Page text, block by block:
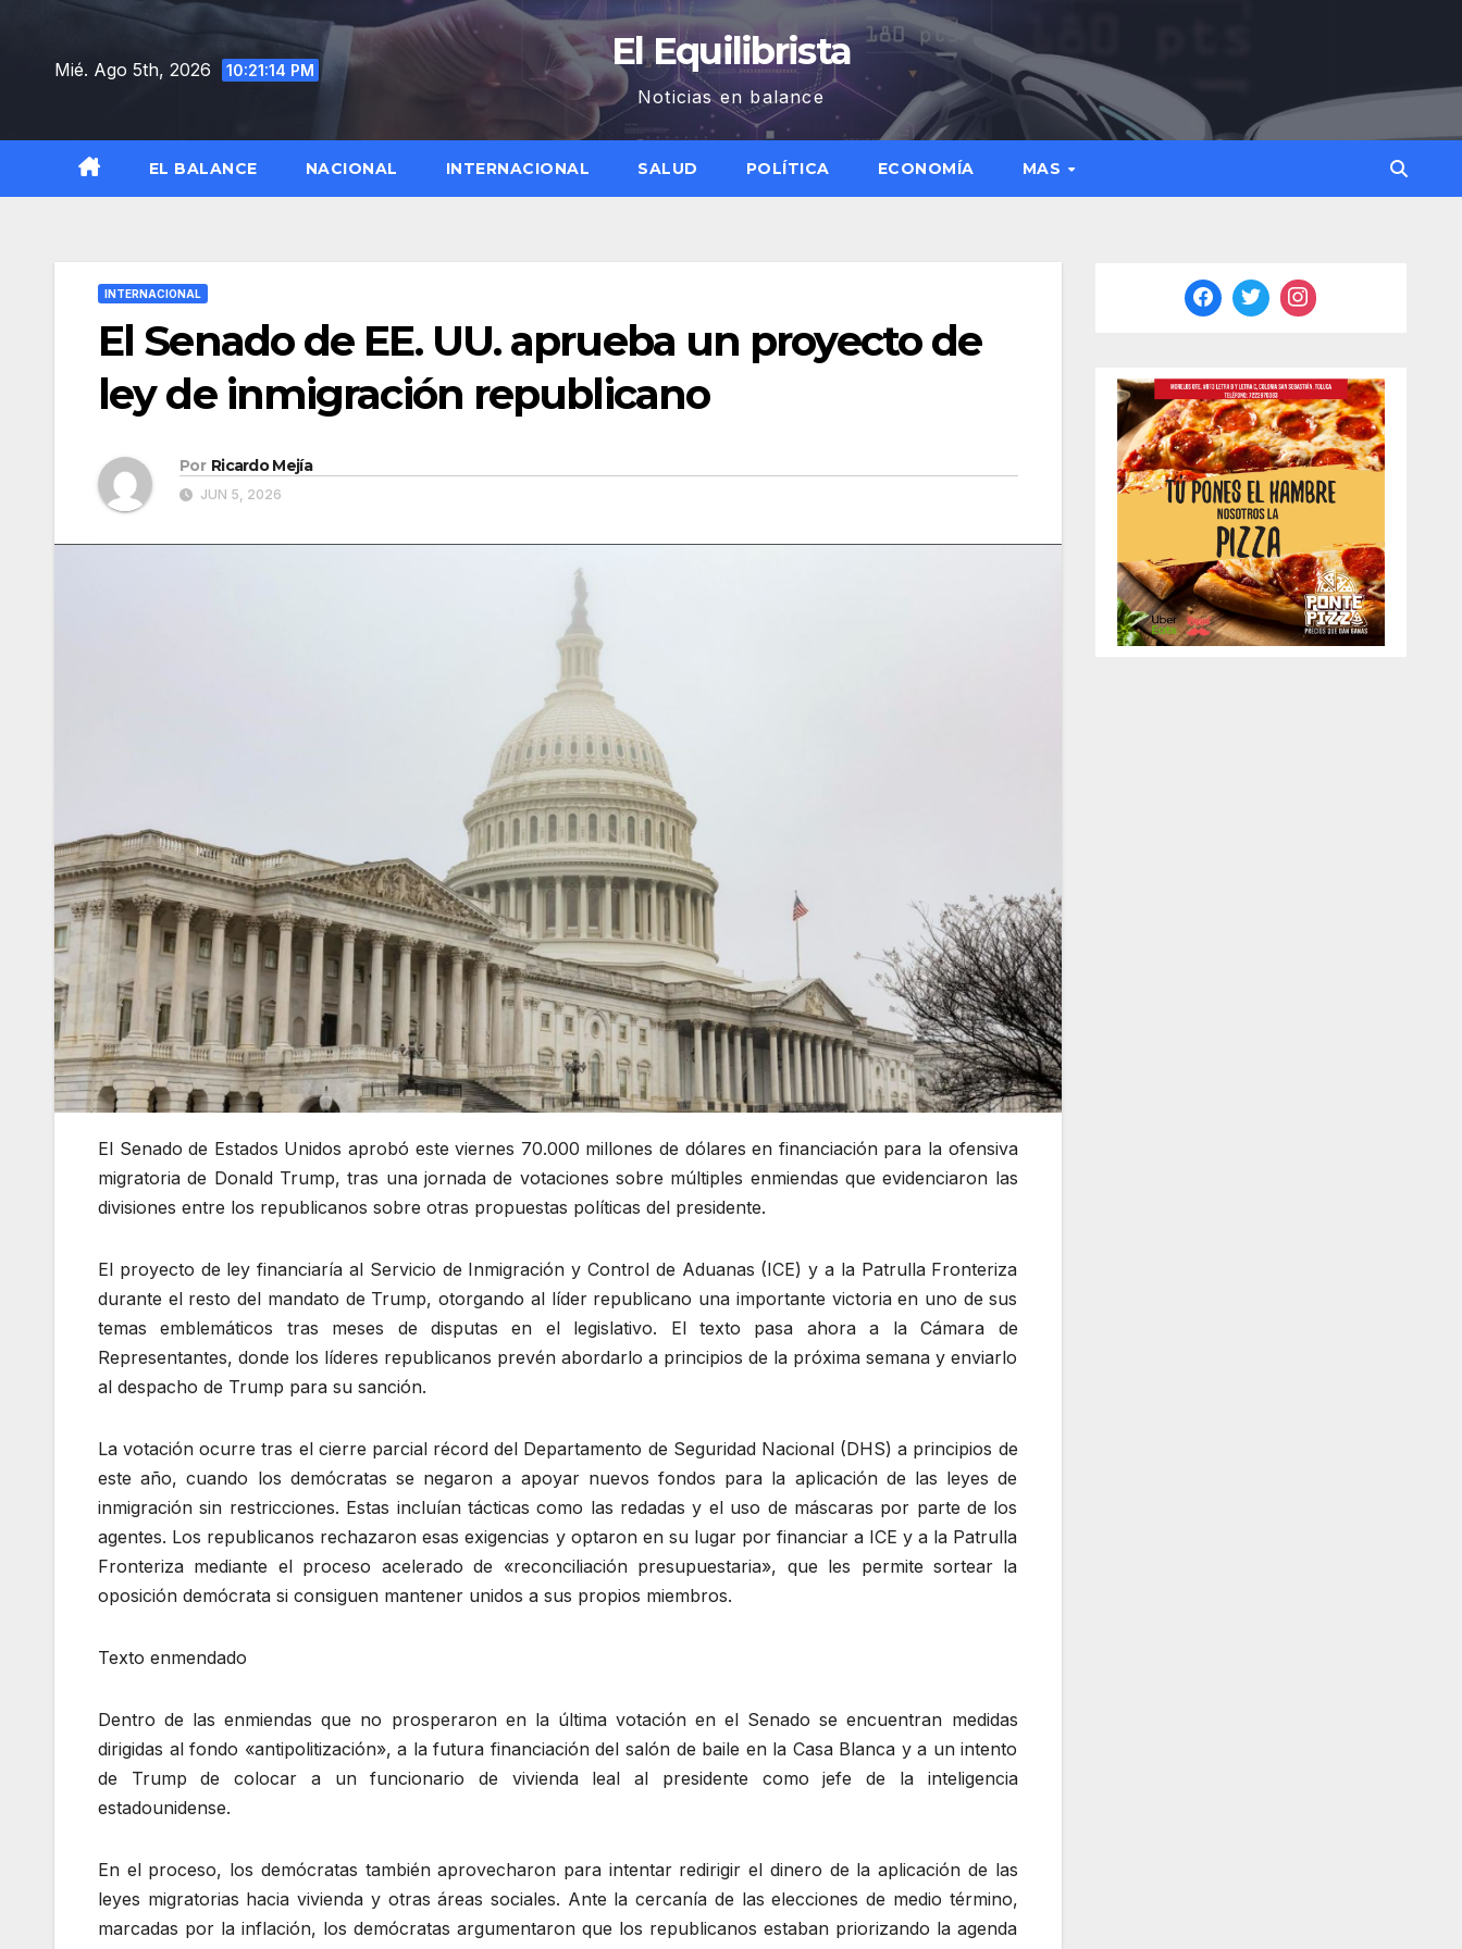
contenidoMié. Ago 5th, 2026 10:21:15 PM El Equilibrista
Noticias en balance
EL BALANCE NACIONAL INTERNACIONAL SALUD POLÍTICA ECONOMÍA MAS
INTERNACIONAL
El Senado de EE. UU. aprueba un proyecto de
ley de inmigración republicano
Por Ricardo Mejía
JUN 5, 2026
El Senado de Estados Unidos aprobó este viernes 70.000 millones de dólares en financiación para la ofensiva
migratoria de Donald Trump, tras una jornada de votaciones sobre múltiples enmiendas que evidenciaron las
divisiones entre los republicanos sobre otras propuestas políticas del presidente.
El proyecto de ley financiaría al Servicio de Inmigración y Control de Aduanas (ICE) y a la Patrulla Fronteriza
durante el resto del mandato de Trump, otorgando al líder republicano una importante victoria en uno de sus
temas emblemáticos tras meses de disputas en el legislativo. El texto pasa ahora a la Cámara de
Representantes, donde los líderes republicanos prevén abordarlo a principios de la próxima semana y enviarlo
al despacho de Trump para su sanción.
La votación ocurre tras el cierre parcial récord del Departamento de Seguridad Nacional (DHS) a principios de
este año, cuando los demócratas se negaron a apoyar nuevos fondos para la aplicación de las leyes de
inmigración sin restricciones. Estas incluían tácticas como las redadas y el uso de máscaras por parte de los
agentes. Los republicanos rechazaron esas exigencias y optaron en su lugar por financiar a ICE y a la Patrulla
Fronteriza mediante el proceso acelerado de «reconciliación presupuestaria», que les permite sortear la
oposición demócrata si consiguen mantener unidos a sus propios miembros.
Texto enmendado
Dentro de las enmiendas que no prosperaron en la última votación en el Senado se encuentran medidas
dirigidas al fondo «antipolitización», a la futura financiación del salón de baile en la Casa Blanca y a un intento
de Trump de colocar a un funcionario de vivienda leal al presidente como jefe de la inteligencia
estadounidense.
En el proceso, los demócratas también aprovecharon para intentar redirigir el dinero de la aplicación de las
leyes migratorias hacia vivienda y otras áreas sociales. Ante la cercanía de las elecciones de medio término,
marcadas por la inflación, los demócratas argumentaron que los republicanos estaban priorizando la agenda